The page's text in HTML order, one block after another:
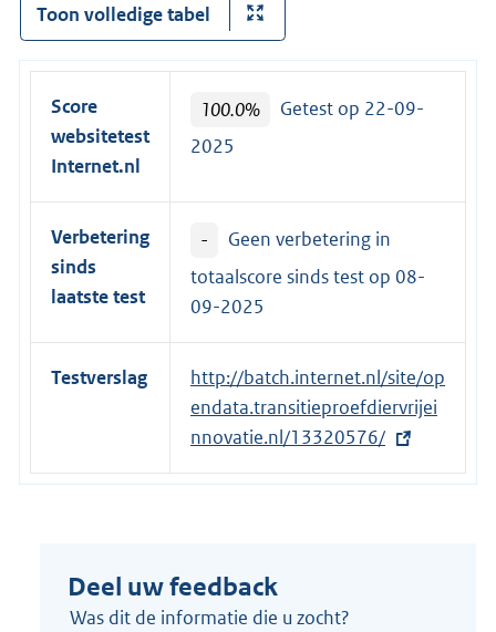
Toon volledige tabel
Score
websitetest
Internet.nl
100.0%
Getest op 22-09-
2025
Verbetering
sinds
laatste test
-
Geen verbetering in
totaalscore sinds test op 08-
09-2025
Testverslag
E
x
t
e
l
i
http://batch.internet.nl/site/op
endata.transitieproefdiervrijei
nnovatie.nl/13320576/
Deel uw feedback
Was dit de informatie die u zocht?